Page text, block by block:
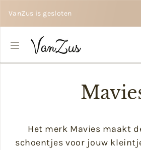
VanZus is gesloten
Het merk Mavies maakt
schoentjes voor jouw